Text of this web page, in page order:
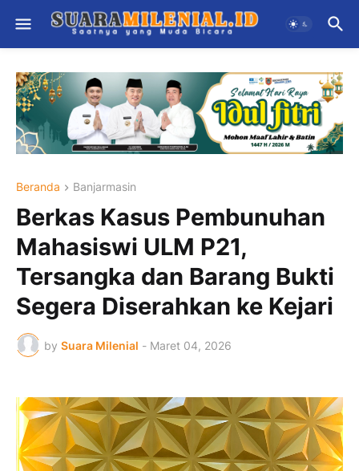
Beranda Banjarmasin
Berkas Kasus Pembunuhan
Mahasiswi ULM P21,
Tersangka dan Barang Bukti
Segera Diserahkan ke Kejari
by Suara Milenial - Maret 04, 2026